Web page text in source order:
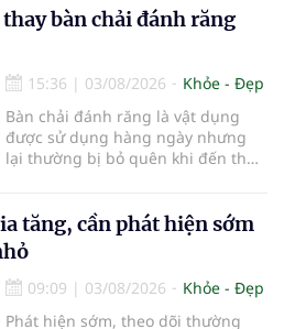
bàn chải đánh răng
15:36 | 03/08/2026
Khỏe - Đẹp
Bàn chải đánh răng là vật dụng
được sử dụng hàng ngày nhưng
lại thường bị bỏ quên khi đến thời
bàn chải quá lâu có thể làm giảm
hiệu quả làm sạch và ảnh hưởng
đến sức khỏe răng miệng...
tăng, cần phát hiện sớm
09:09 | 03/08/2026
Khỏe - Đẹp
Phát hiện sớm, theo dõi thường